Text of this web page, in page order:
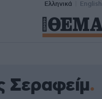
Ελληνικά English
Σεραφείμ